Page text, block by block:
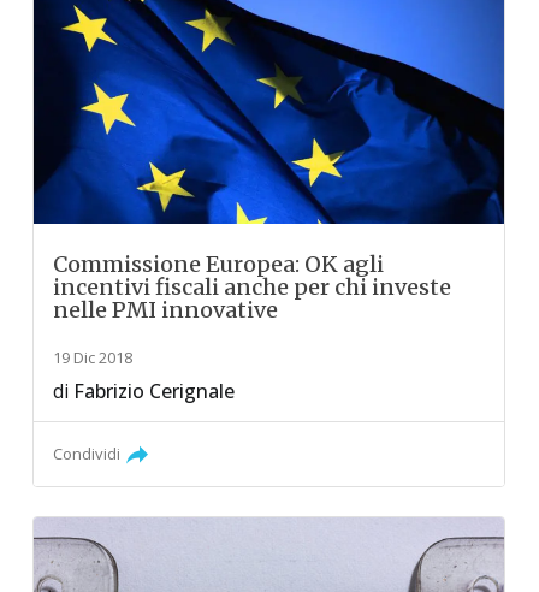
Commissione Europea: OK agli
incentivi fiscali anche per chi investe
nelle PMI innovative
19 Dic 2018
di Fabrizio Cerignale
Condividi